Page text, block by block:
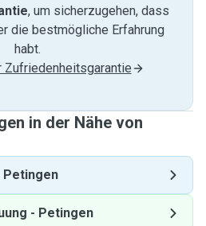
, um sicherzugehen, dass
die bestmögliche Erfahrung
habt.
Zufriedenheitsgarantie
in der Nähe von
Petingen
- Petingen